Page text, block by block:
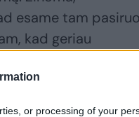
or processing of your
esame tam
kad geriau
dirbame, kad
rinktinės treneris